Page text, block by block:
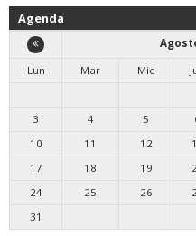
Agenda
Lun
Mar Mie
3
4 5
10
11 12
17
18 19
24
25 26
31